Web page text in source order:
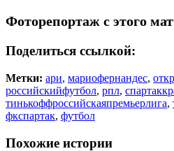
Фоторепортаж с этого
Поделиться ссылкой:
Метки: ари, мариофернандес,
российскийфутбол, рпл,
тинькоффроссийскаяпремьерлига,
фкспартак, футбол
Похожие истории